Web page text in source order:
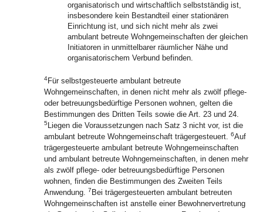
organisatorisch und wirtschaftlich selbstständig ist,
insbesondere kein Bestandteil einer stationären
Einrichtung ist, und sich nicht mehr als zwei
ambulant betreute Wohngemeinschaften der gleichen
Initiatoren in unmittelbarer räumlicher Nähe und
organisatorischem Verbund befinden.
4Für selbstgesteuerte ambulant betreute
Wohngemeinschaften, in denen nicht mehr als zwölf pflege-
oder betreuungsbedürftige Personen wohnen, gelten die
Bestimmungen des Dritten Teils sowie die Art. 23 und 24.
5 Liegen die Voraussetzungen nach Satz 3 nicht vor, ist die
ambulant betreute Wohngemeinschaft trägergesteuert. 6Auf
trägergesteuerte ambulant betreute Wohngemeinschaften
und ambulant betreute Wohngemeinschaften, in denen mehr
als zwölf pflege- oder betreuungsbedürftige Personen
wohnen, finden die Bestimmungen des Zweiten Teils
Anwendung. 7 Bei trägergesteuerten ambulant betreuten
Wohngemeinschaften ist anstelle einer Bewohnervertretung